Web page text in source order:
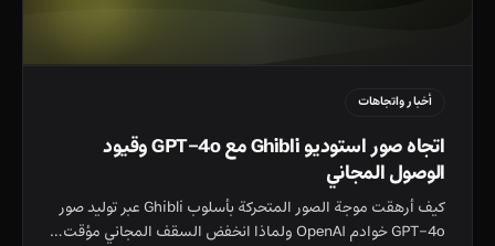
أخبار واتجاهات
اتجاه صور استوديو Ghibli مع GPT-4o وقيود
الوصول المجاني
كيف أرهقت موجة الصور المتحركة بأسلوب Ghibli عبر توليد صور
GPT-4o خوادم OpenAI ولماذا انخفض السقف المجاني مؤقت…